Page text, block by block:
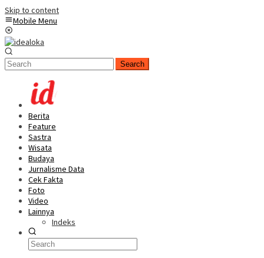
Skip to content
Mobile Menu
Search
Berita
Feature
Sastra
Wisata
Budaya
Jurnalisme Data
Cek Fakta
Foto
Video
Lainnya
Indeks